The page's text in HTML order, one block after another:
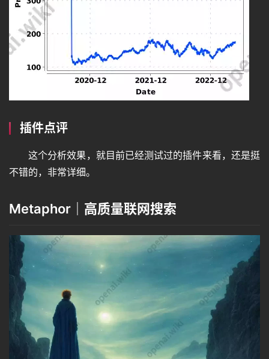
插件点评
这个分析效果，就目前已经测试过的插件来看，还是挺
不错的，非常详细。
Metaphor｜高质量联网搜索